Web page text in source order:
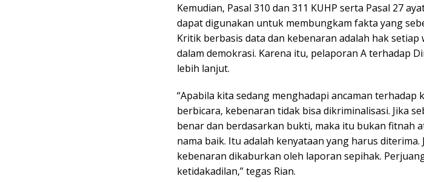
Kemudian, Pasal 310 dan 311 KUHP serta Pasal 27
dapat digunakan untuk membungkam fakta yang
Kritik berbasis data dan kebenaran adalah hak setiap
dalam demokrasi. Karena itu, pelaporan A terhadap
lebih lanjut.
“Apabila kita sedang menghadapi ancaman terhadap
berbicara, kebenaran tidak bisa dikriminalisasi. Jika
benar dan berdasarkan bukti, maka itu bukan fitnah
nama baik. Itu adalah kenyataan yang harus diterima.
kebenaran dikaburkan oleh laporan sepihak.
ketidakadilan,” tegas Rian.